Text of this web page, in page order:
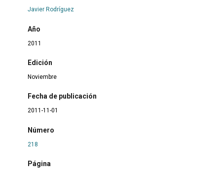
Javier Rodríguez
Año
2011
Edición
Noviembre
Fecha de publicación
2011-11-01
Número
218
Página